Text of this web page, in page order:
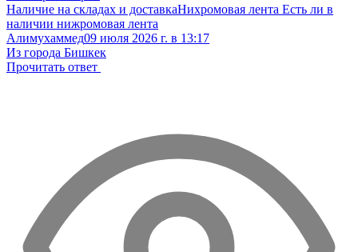
Наличие на складах и доставкаНихромовая лента Есть ли в
наличии нижромовая лента
Алимухаммед09 июля 2026 г. в 13:17
Из города Бишкек
Прочитать ответ